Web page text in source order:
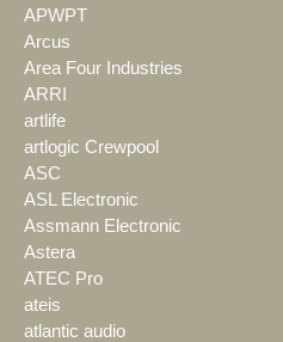
APWPT
Arcus
Area Four Industries
ARRI
artlife
artlogic Crewpool
ASC
ASL Electronic
Assmann Electronic
Astera
ATEC Pro
ateis
atlantic audio